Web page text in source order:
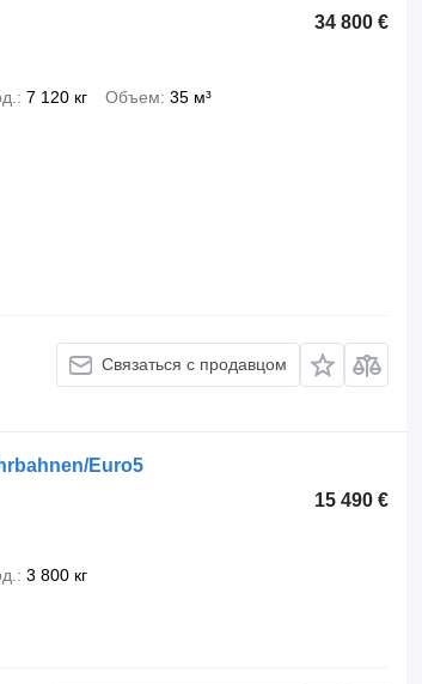
34 800 €
7 120 кг Объем 35 м³
Связаться с продавцом
Euro5
15 490 €
3 800 кг